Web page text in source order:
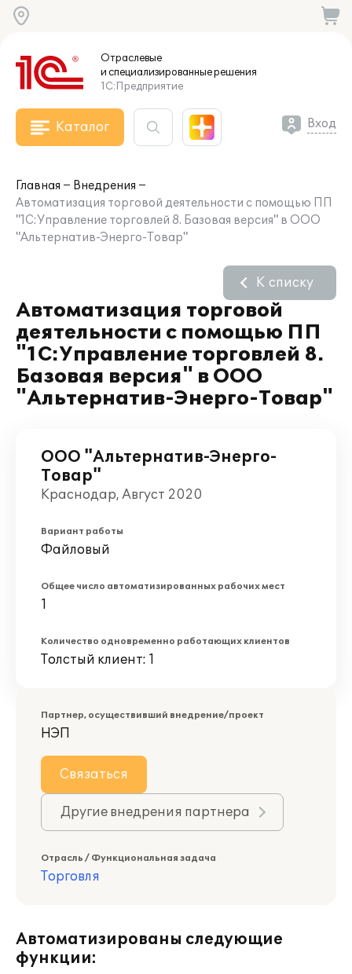
Отраслевые
и специализированныерешения
1С:Предприятие
Каталог Вход
Главная
Внедрения
Автоматизация торговой деятельности с помощью ПП
"1С:Управление торговлей 8. Базовая версия" в ООО
"Альтернатив-Энерго-Товар"
Автоматизация торговой
деятельности с помощью ПП
"1С:Управление торговлей 8.
Базовая версия" в ООО
"Альтернатив-Энерго-Товар"
К списку
ООО "Альтернатив-Энерго-
Товар"
Краснодар, Август 2020
Вариант работы
Файловый
Общее число автоматизированных рабочих мест
1
Количество одновременно работающих клиентов
Толстый клиент: 1
Партнер, осуществивший внедрение/проект
НЭП
Связаться
Другие внедрения партнера
Отрасль / Функциональная задача
Торговля
Автоматизированы следующие
функции: